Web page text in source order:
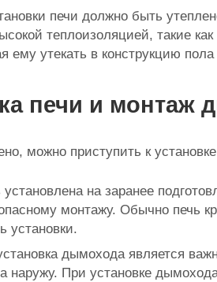
печи должно быть
теплоизоляцией, такие
ему утекать в конструкцию
печи и монтаж
можно приступить к
на заранее
монтажу. Обычно печь
установки.
дымохода является
При установке